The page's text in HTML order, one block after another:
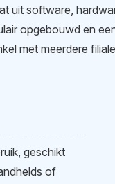
uit software,
opgebouwd en
met meerdere
geschikt
of